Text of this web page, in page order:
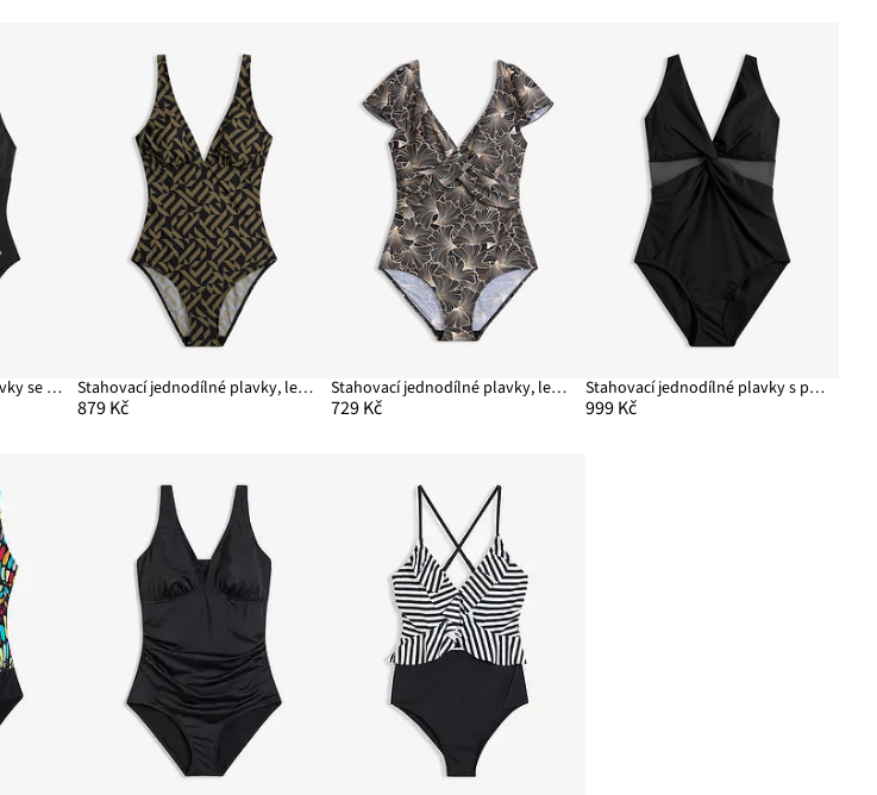
Stahovací jednodílné plavky se stříbrnými detaily, střední tvarující efekt Stahovací jednodílné plavky, lehký tvarující efekt, s výstřihem do V
879 Kč
Stahovací jednodílné plavky, lehký tvarující efekt
729 Kč
Stahovací jednodílné plavky s průhlednou síťovinou, lehký tvarující efekt
999 Kč